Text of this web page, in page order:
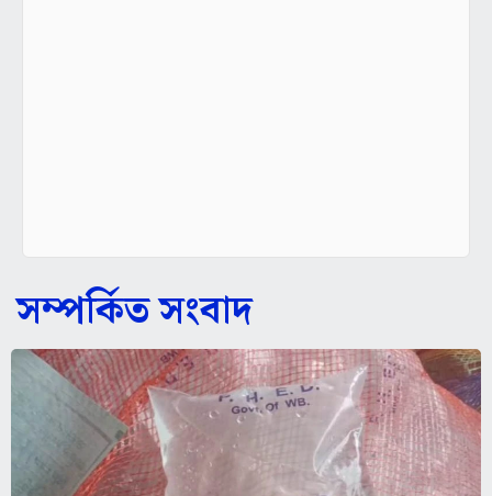
সম্পর্কিত সংবাদ